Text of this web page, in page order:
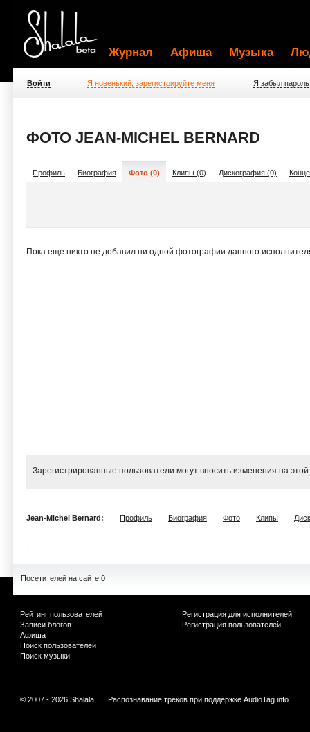
Журнал Афиша Музыка
Войти Я новенький, зарегистрируйте меня Я забыл пароль
ФОТО JEAN-MICHEL BERNARD
Профиль Биография Фото (0) Клипы (0) Дискография (0)
Пока еще никто не добавил ни одной фотографии данного
Зарегистрированные пользователи могут вносить изменения на
Jean-Michel Bernard: Профиль Биография Фото Клипы
Посетителей на сайте 0
Рейтинг пользователей
Записи блогов
Афиша
Поиск пользователей
Поиск музыки
Регистрация для исполнителей
Регистрация пользователей
© 2007 - 2026 Shalala Распознавание треков при поддержке AudioTag.info